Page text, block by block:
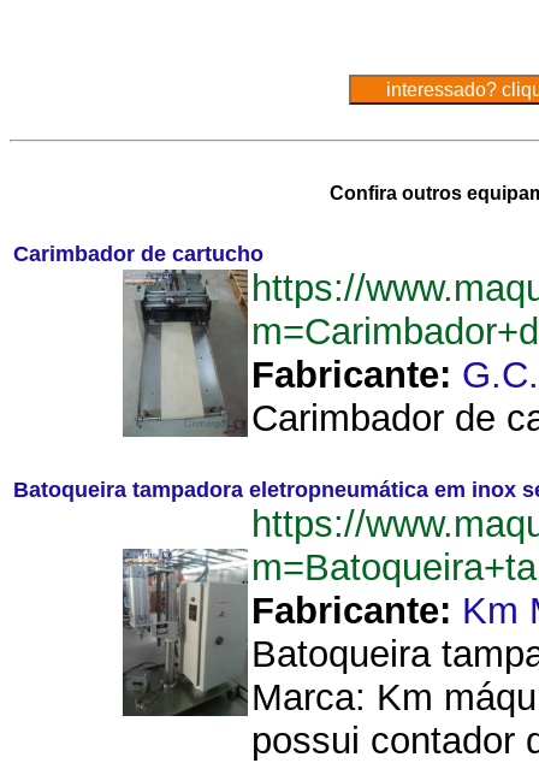
Confira outros
Carimbador de cartucho
https://
Fabricante:
Carimbador de
Batoqueira tampadora eletropneumática em inox
https://
Fabricante: Km
Batoqueira
Marca: Km
possui contador